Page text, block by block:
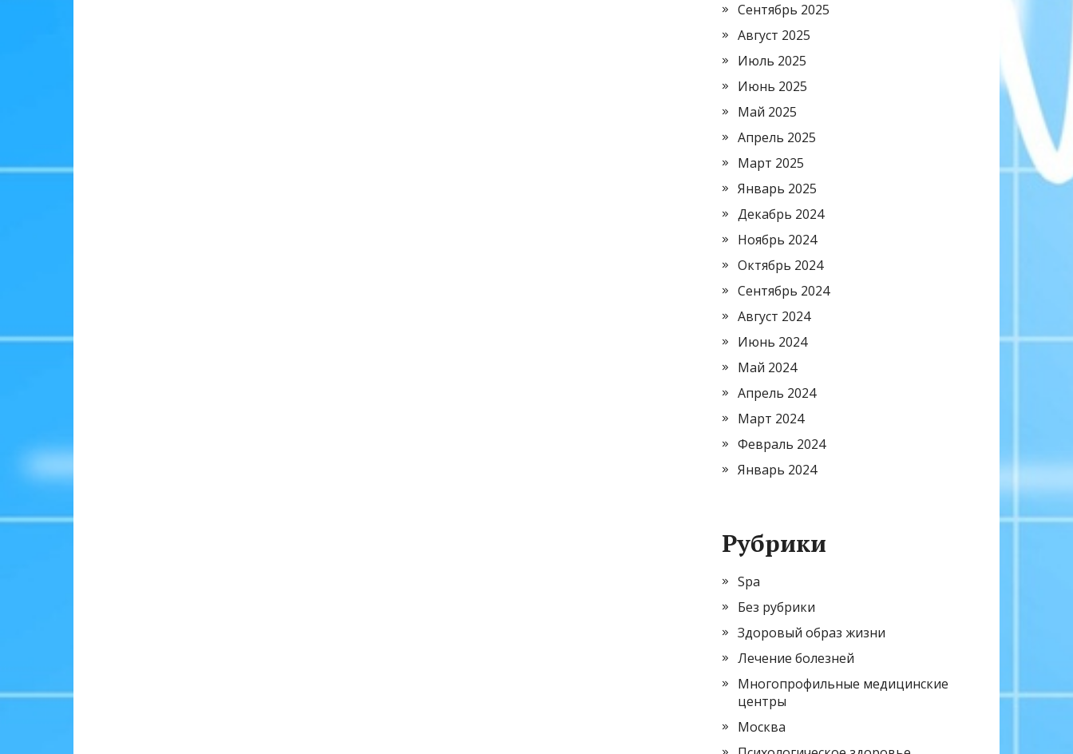
Сентябрь 2025
Август 2025
Июль 2025
Июнь 2025
Май 2025
Апрель 2025
Март 2025
Январь 2025
Декабрь 2024
Ноябрь 2024
Октябрь 2024
Сентябрь 2024
Август 2024
Июнь 2024
Май 2024
Апрель 2024
Март 2024
Февраль 2024
Январь 2024
Рубрики
Spa
Без рубрики
Здоровый образ жизни
Лечение болезней
Многопрофильные медицинские
центры
Москва